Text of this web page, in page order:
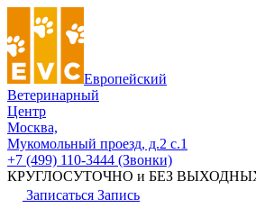
Европейский
Ветеринарный
Центр
Москва,
Мукомольный проезд, д.2 с.1
+7 (499) 110-3444 (Звонки)
КРУГЛОСУТОЧНО и БЕЗ
Записаться Запись